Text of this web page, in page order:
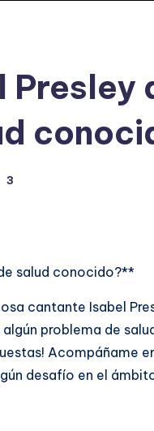
Presley
3
salud conocido?**
cantante Isabel
problema de
Acompáñame
desafío en el